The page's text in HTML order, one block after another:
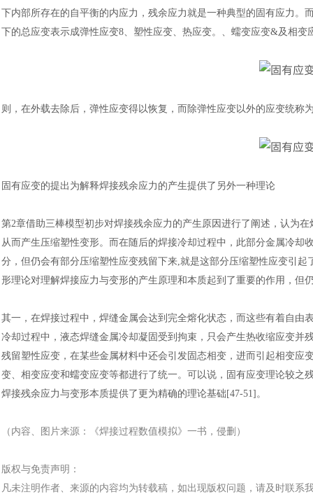
下内部所存在的自平衡的内应力，残余应力就是一种典型的固有应力
下的总应变表示成弹性应变8、塑性应变、热应变。、蠕变应变&及相变
则，在外载去除后，弹性应变得以恢复，而除弹性应变以外的应变统称
固有应变的提出为解释焊接残余应力的产生提供了另外一种理论
第2章借助三棒模型初步对焊接残余应力的产生原因进行了阐述，认为
从而产生压缩塑性变形。而在随后的焊接冷却过程中，此部分金属冷
分，但仍会有部分压缩塑性应变残留下来,就是这部分压缩塑性应变引
形理论对理解焊接应力与变形的产生原理和本质起到了重要的作用，但
其一，在焊接过程中，焊缝金属会达到完全熔化状态，而这些有着自
冷却过程中，液态焊缝金属冷却凝固受到拘束，只会产生热收缩应变
残留塑性应变，在某些金属材料中还会引发固态相变，进而引起相变
变、相变应变和蠕变应变等都进行了统一。可以说，固有应变理论较
焊接残余应力与变形本质提供了更为精确的理论基础 [47-51] 。
（内容、图片来源：《焊接过程数值模拟》 一书 ，侵删）
版权与免责声明：
凡未注明作者、来源的内容均为转载稿，如出现版权问题，请及时联